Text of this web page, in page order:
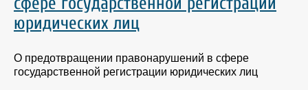
юридических лиц
О предотвращении правонарушений в сфере
государственной регистрации юридических лиц